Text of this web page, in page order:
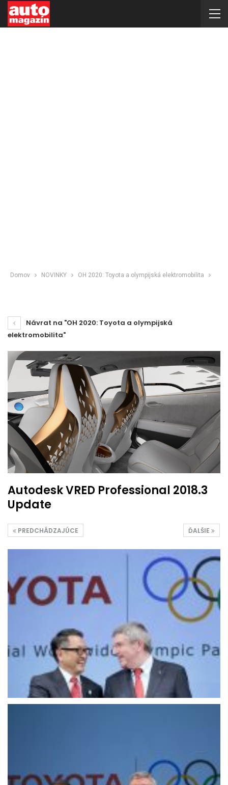
Domov NOVINKY OH 2020: Toyota a olympijská elektromobilita
Návrat na "OH 2020: Toyota a olympijská
elektromobilita"
Autodesk VRED Professional 2018.3
Update
ĎALŠIE
PREDCHÁDZAJÚCE